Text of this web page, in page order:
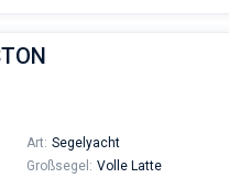
Art: Segelyacht
Großsegel: Volle Latte
Excellent
an
the yacht